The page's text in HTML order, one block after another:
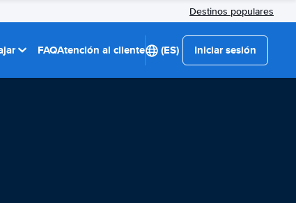
Destinos populares
FAQAtención al cliente (ES) Iniciar sesión